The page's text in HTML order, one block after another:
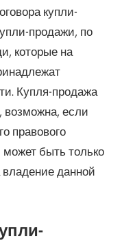
купли-
продажи, по
которые на
Купля-продажа
возможна, если
правового
быть только
данной